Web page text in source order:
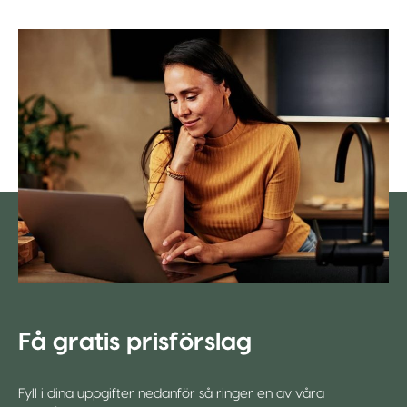
Få gratis prisförslag
Fyll i dina uppgifter nedanför så ringer en av våra